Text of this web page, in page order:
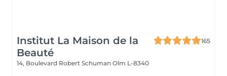
Institut La Maison de la
Beauté
165
14, Boulevard Robert Schuman Olm L-8340